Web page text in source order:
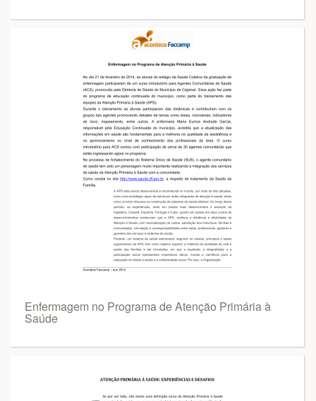
Enfermagem no Programa de Atenção Primária à
Saúde